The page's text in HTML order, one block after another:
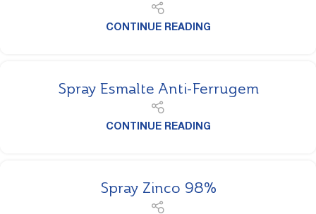
CONTINUE READING
Spray Esmalte Anti-Ferrugem
CONTINUE READING
Spray Zinco 98%